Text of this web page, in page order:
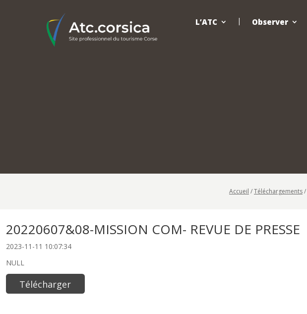
L’ATC Observer
Accueil /Téléchargements/
20220607&08-MISSION COM- REVUE DE PRESSE
2023-11-11 10:07:34
NULL
Télécharger